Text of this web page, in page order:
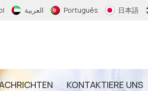
العربية Português 日本語
KONTAKTIERE UNS